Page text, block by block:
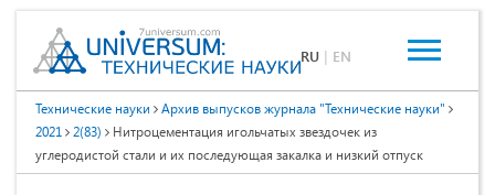
RU | EN
Технические науки
Архив выпусков журнала "Технические науки"
2021
2(83)
Нитроцементация игольчатых звездочек из
углеродистой стали и их последующая закалка и низкий отпуск